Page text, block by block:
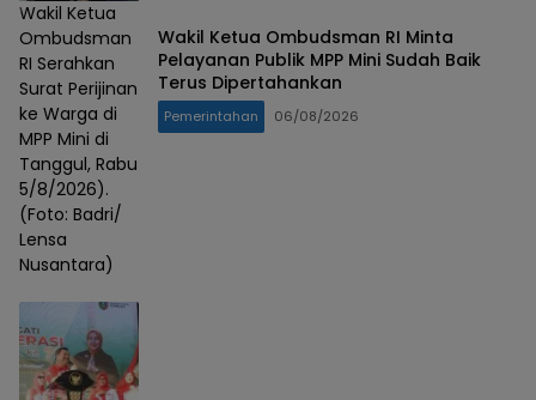
Wakil Ketua
Ombudsman
RI Serahkan
Surat Perijinan
ke Warga di
MPP Mini di
Tanggul, Rabu
5/8/2026).
(Foto: Badri/
Lensa
Nusantara)
Wakil Ketua Ombudsman RI Minta
Pelayanan Publik MPP Mini Sudah Baik
Terus Dipertahankan
Pemerintahan 06/08/2026